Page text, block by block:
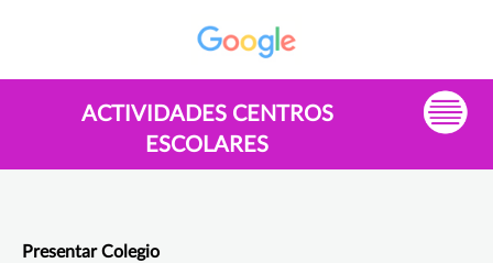
ACTIVIDADES CENTROS
ESCOLARES
Presentar Colegio